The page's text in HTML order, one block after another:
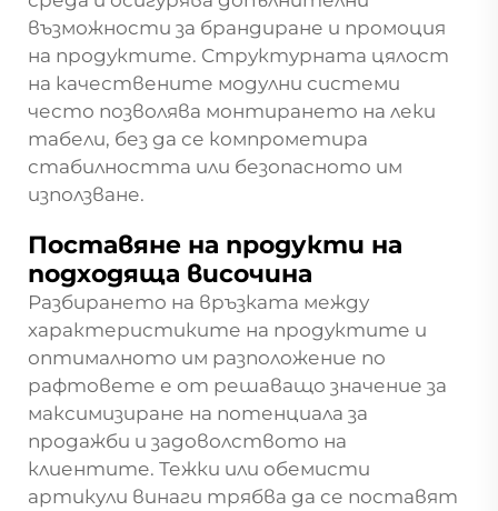
възможности за брандиране и промоция
на продуктите. Структурната цялост
на качествените модулни системи
често позволява монтирането на леки
табели, без да се компрометира
стабилността или безопасното им
използване.
Поставяне на продукти на
подходяща височина
Разбирането на връзката между
характеристиките на продуктите и
оптималното им разположение по
рафтовете е от решаващо значение за
максимизиране на потенциала за
продажби и задоволството на
клиентите. Тежки или обемисти
артикули винаги трябва да се поставят